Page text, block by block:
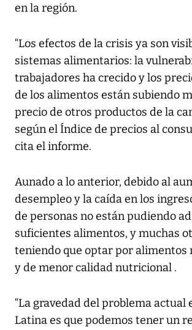
en la región.
“Los efectos de la crisis ya son
sistemas alimentarios: la
trabajadores ha crecido y los
de los alimentos están subiendo
precio de otros productos de la
según el Índice de precios al
cita el informe.
Aunado a lo anterior, debido al
desempleo y la caída en los
de personas no están pudiendo
suficientes alimentos, y muchas
teniendo que optar por alimentos
y de menor calidad nutricional .
“La gravedad del problema actual
Latina es que podemos tener un